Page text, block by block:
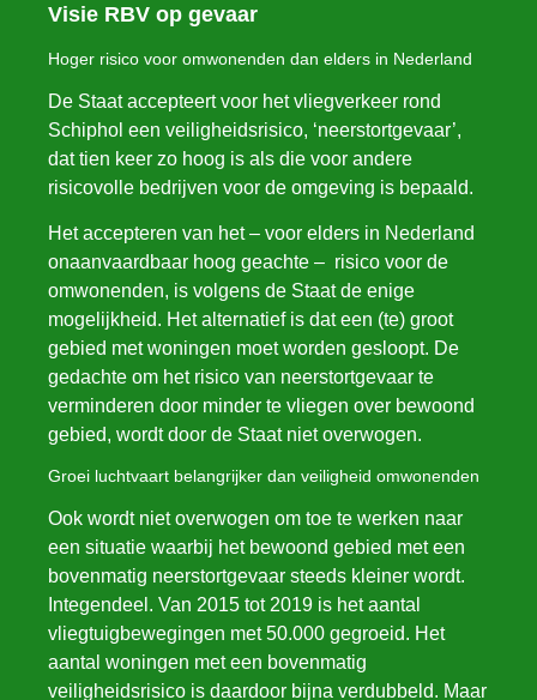
Visie RBV op gevaar
Hoger risico voor omwonenden dan elders in Nederland
De Staat accepteert voor het vliegverkeer rond
Schiphol een veiligheidsrisico, ‘neerstortgevaar’,
dat tien keer zo hoog is als die voor andere
risicovolle bedrijven voor de omgeving is bepaald.
Het accepteren van het – voor elders in Nederland
onaanvaardbaar hoog geachte – risico voor de
omwonenden, is volgens de Staat de enige
mogelijkheid. Het alternatief is dat een (te) groot
gebied met woningen moet worden gesloopt. De
gedachte om het risico van neerstortgevaar te
verminderen door minder te vliegen over bewoond
gebied, wordt door de Staat niet overwogen.
Groei luchtvaart belangrijker dan veiligheid omwonenden
Ook wordt niet overwogen om toe te werken naar
een situatie waarbij het bewoond gebied met een
bovenmatig neerstortgevaar steeds kleiner wordt.
Integendeel. Van 2015 tot 2019 is het aantal
vliegtuigbewegingen met 50.000 gegroeid. Het
aantal woningen met een bovenmatig
veiligheidsrisico is daardoor bijna verdubbeld. Maar